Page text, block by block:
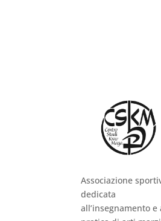
Associazione
dedicata
all’insegnamento e